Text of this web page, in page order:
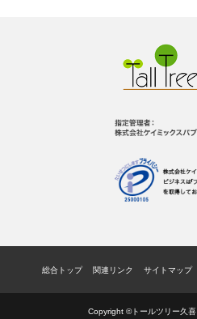
総合トップ 関連リンク サイトマップ
Copyright ©トールツリー久